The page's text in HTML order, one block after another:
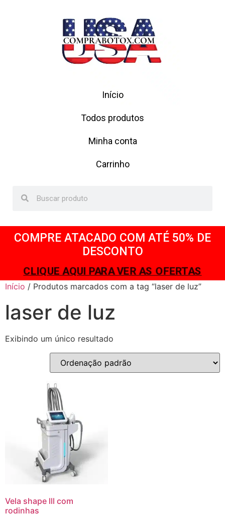
Início
Todos produtos
Minha conta
Carrinho
COMPRE ATACADO COM ATÉ 50% DE
DESCONTO
CLIQUE AQUI PARA VER AS OFERTAS
Início / Produtos marcados com a tag “laser de luz”
laser de luz
Exibindo um único resultado
Vela shape lll com
rodinhas